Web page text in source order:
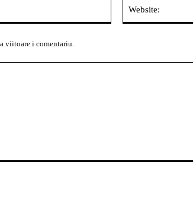
viitoare i comentariu.